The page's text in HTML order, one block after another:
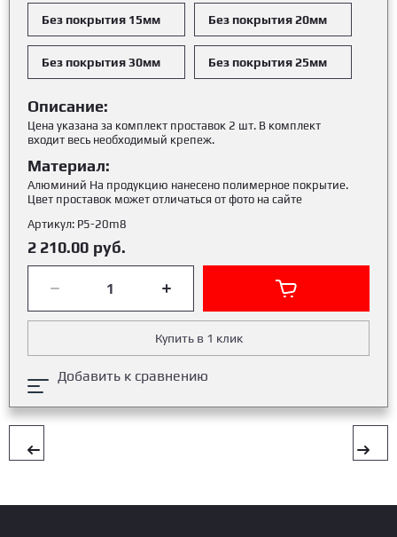
Без покрытия 15мм Без покрытия 20мм
Без покрытия 30мм Без покрытия 25мм
Описание:
Цена указана за комплект проставок 2 шт. В комплект
входит весь необходимый крепеж.
Материал:
Алюминий На продукцию нанесено полимерное покрытие.
Цвет проставок может отличаться от фото на сайте
Артикул: Р5-20m8
2 210.00 руб.
Купить в 1 клик
Добавить к сравнению